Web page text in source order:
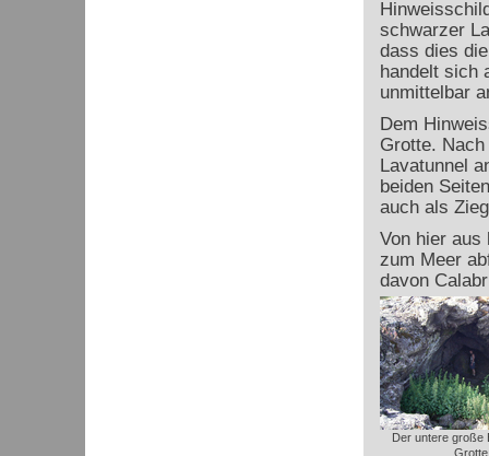
schwarzer
dass dies
handelt sich
unmittelbar
Dem
Grotte.
Lavatunnel
beiden
auch als
Von hier aus
zum Meer
davon
Der untere große
Grotte